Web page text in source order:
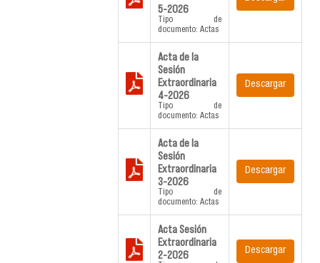
5-2026
Tipo de
documento: Actas
Acta de la
Sesión
Extraordinaria
4-2026
Tipo de
documento: Actas
Descargar
Acta de la
Sesión
Extraordinaria
3-2026
Tipo de
documento: Actas
Descargar
Acta Sesión
Extraordinaria
2-2026
Descargar